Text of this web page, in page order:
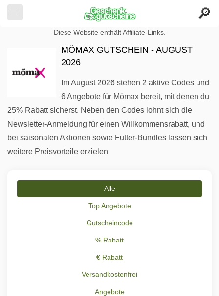
Diese Website enthält Affiliate-Links.
MÖMAX GUTSCHEIN - AUGUST
2026
Im August 2026 stehen 2 aktive Codes und
6 Angebote für Mömax bereit, mit denen du
25% Rabatt sicherst. Neben den Codes lohnt sich die
Newsletter-Anmeldung für einen Willkommensrabatt, und
bei saisonalen Aktionen sowie Futter-Bundles lassen sich
weitere Preisvorteile erzielen.
Alle
Top Angebote
Gutscheincode
% Rabatt
€ Rabatt
Versandkostenfrei
Angebote